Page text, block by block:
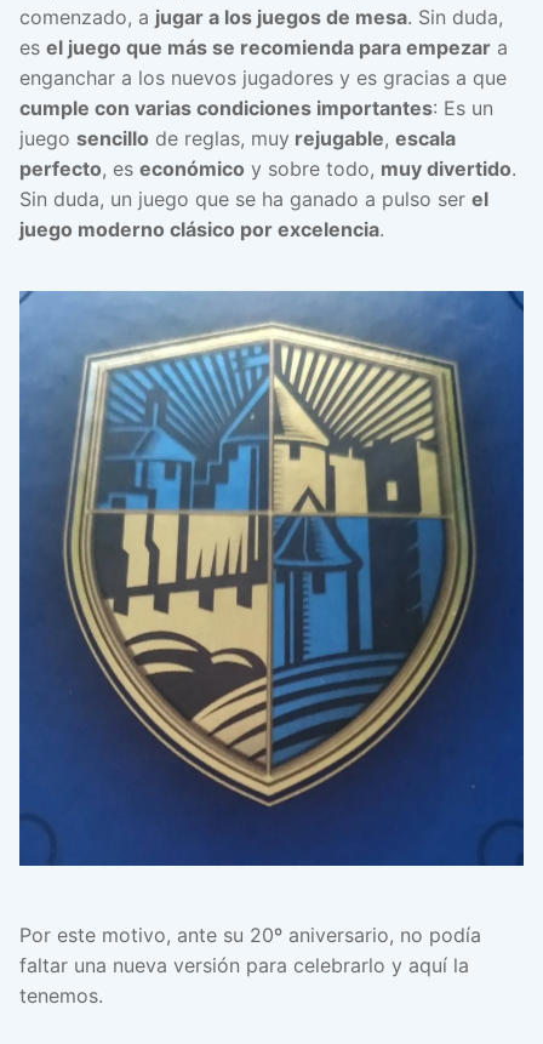
comenzado, a jugar a los juegos de mesa. Sin duda,
es el juego que más se recomienda para empezar a
enganchar a los nuevos jugadores y es gracias a que
cumple con varias condiciones importantes: Es un
juego sencillo de reglas, muy rejugable, escala
perfecto, es económico y sobre todo, muy divertido.
Sin duda, un juego que se ha ganado a pulso ser el
juego moderno clásico por excelencia.
Por este motivo, ante su 20º aniversario, no podía
faltar una nueva versión para celebrarlo y aquí la
tenemos.